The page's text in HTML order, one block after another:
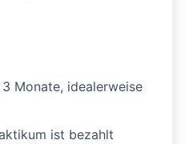
Monate, idealerweise
ist bezahlt